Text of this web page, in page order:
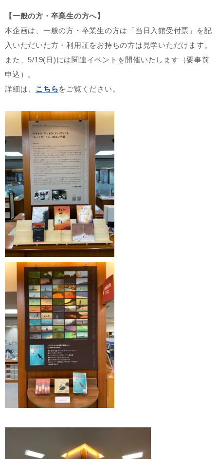
【一般の方・卒業生の方へ】
本企画は、一般の方・卒業生の方は「当日入館受付票」を記
入いただいた方・利用証をお持ちの方は見学いただけます。
また、5/19(日)には関連イベントを開催いたします（要事前
申込）。
詳細は、 こちらをご覧ください。‎